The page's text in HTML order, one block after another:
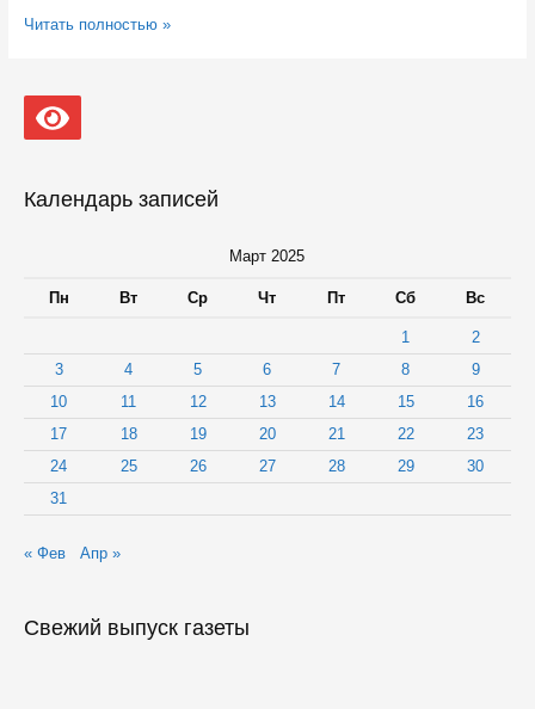
На
значения
скоро
введут
движения
Читать полностью »
Календарь записей
Март 2025
Пн Вт Ср Чт Пт Сб Вс
1
2
3
4 5 6 7 8
9
10
11 12 13 14 15
16
17
18 19 20 21 22
23
24
25 26 27 28 29
30
31
« Фев Апр »
Свежий выпуск газеты